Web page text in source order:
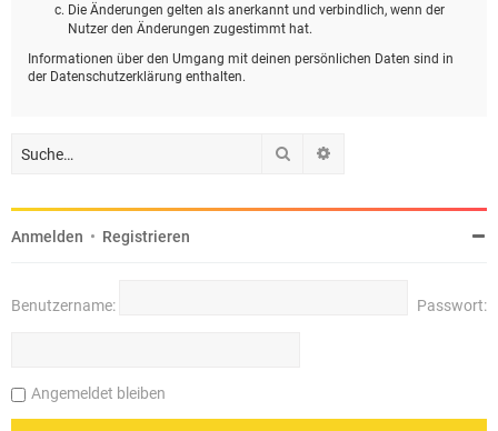
Die Änderungen gelten als anerkannt und verbindlich, wenn der
Nutzer den Änderungen zugestimmt hat.
Informationen über den Umgang mit deinen persönlichen Daten sind in
der Datenschutzerklärung enthalten.
Suche
Anmelden • Registrieren
Benutzername: Passwort:
Angemeldet bleiben